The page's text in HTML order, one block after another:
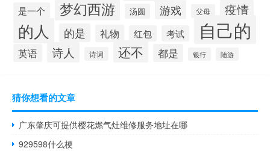
是一个 梦幻西游 汤圆 游戏 父母 疫情
的人 的是 礼物 红包 考试 自己的
英语 诗人 诗词 还不 都是 银行 陆游
猜你想看的文章
广东肇庆可提供樱花燃气灶维修服务地址在哪
929598什么梗